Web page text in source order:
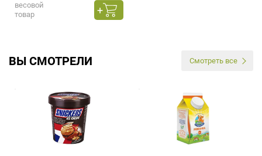
весовой
товар
ВЫ СМОТРЕЛИ Смотреть все